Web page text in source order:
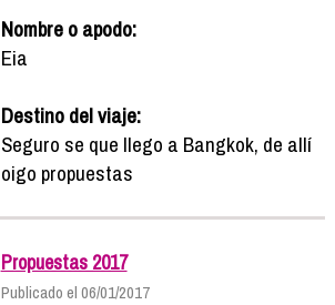
Nombre o apodo:
Eia
Destino del viaje:
Seguro se que llego a Bangkok, de allí
oigo propuestas
Propuestas 2017
Publicado el 06/01/2017